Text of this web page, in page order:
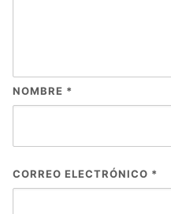
NOMBRE *
CORREO ELECTRÓNICO *